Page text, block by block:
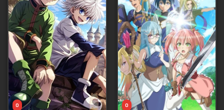
Tập 9
Tập 10
Tập 11
Tập 12
Tập 13
Tập 14
0 0